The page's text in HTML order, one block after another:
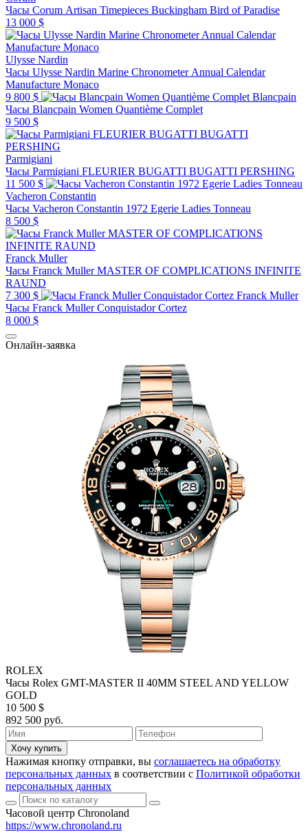
Часы Corum Artisan Timepieces Buckingham Bird of Paradise
13 000 $
Ulysse Nardin
Часы Ulysse Nardin Marine Chronometer Annual Calendar
Manufacture Monaco
9 800 $
Blancpain
Часы Blancpain Women Quantième Complet
9 500 $
Parmigiani
Часы Parmigiani FLEURIER BUGATTI BUGATTI PERSHING
11 500 $
Vacheron Constantin
Часы Vacheron Constantin 1972 Egerie Ladies Tonneau
8 500 $
Franck Muller
Часы Franck Muller MASTER OF COMPLICATIONS INFINITE
RAUND
7 300 $
Franck Muller
Часы Franck Muller Conquistador Cortez
8 000 $
Онлайн-заявка
ROLEX
Часы Rolex GMT-MASTER II 40MM STEEL AND YELLOW
GOLD
10 500 $
892 500 руб.
Хочу купить
Нажимая кнопку отправки, вы соглашаетесь на обработку
персональных данных в соответствии с Политикой обработки
персональных данных
Часовой центр Chronoland
https://www.chronoland.ru